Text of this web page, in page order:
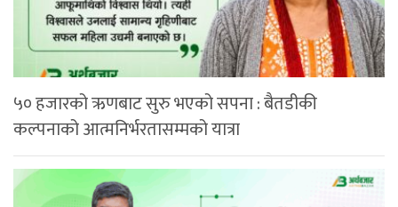
५० हजारको ऋणबाट सुरु भएको सपना : बैतडीकी
कल्पनाको आत्मनिर्भरतासम्मको यात्रा